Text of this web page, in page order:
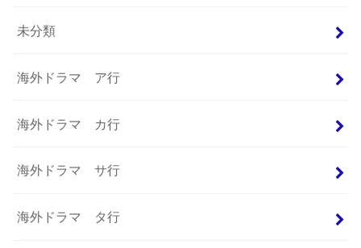
未分類
海外ドラマ ア行
海外ドラマ カ行
海外ドラマ サ行
海外ドラマ タ行